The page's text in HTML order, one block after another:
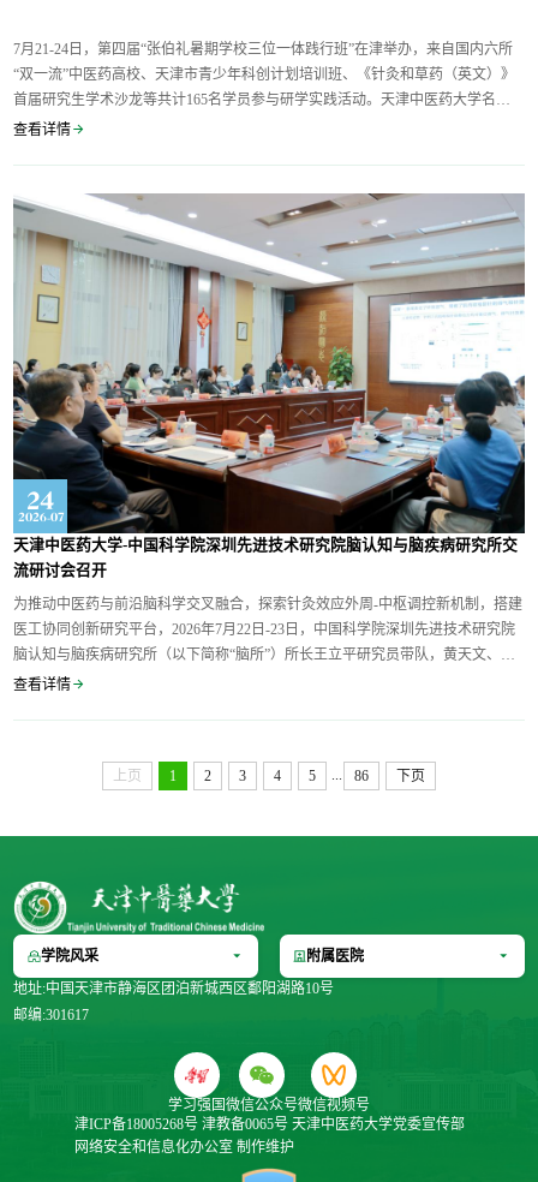
7月21-24日，第四届“张伯礼暑期学校三位一体践行班”在津举办，来自国内六所
“双一流”中医药高校、天津市青少年科创计划培训班、《针灸和草药（英文）》
首届研究生学术沙龙等共计165名学员参与研学实践活动。天津中医药大学名誉
校长张伯礼院士，天津中医药大学党委书记刘革生、副校长张俊华、副校长李
查看详情
24
2026-07
天津中医药大学-中国科学院深圳先进技术研究院脑认知与脑疾病研究所交
流研讨会召开
为推动中医药与前沿脑科学交叉融合，探索针灸效应外周-中枢调控新机制，搭建
医工协同创新研究平台，2026年7月22日-23日，中国科学院深圳先进技术研究院
脑认知与脑疾病研究所（以下简称“脑所”）所长王立平研究员带队，黄天文、陈
祖昕、宋思敏一行专家莅临天津中医药大学，开展专题交流研讨。天津中医药大
查看详情
上页 1 2 3 4 5 ... 86 下页
学院风采
附属医院
地址:中国天津市静海区团泊新城西区鄱阳湖路10号
邮编:301617
津ICP备18005268号津教备0065号 天津中医药大学党委宣传部
网络安全和信息化办公室制作维护
学习强国微信公众号微信视频号